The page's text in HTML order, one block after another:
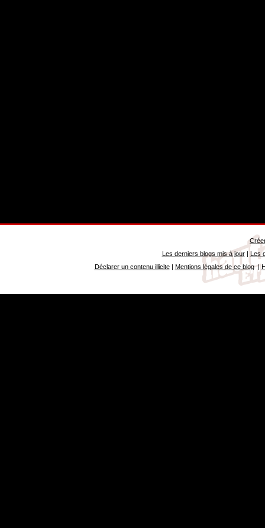
Les derniers blogs mis à jour| Les
Déclarer un contenu illicite| Mentions légales de ce blog|